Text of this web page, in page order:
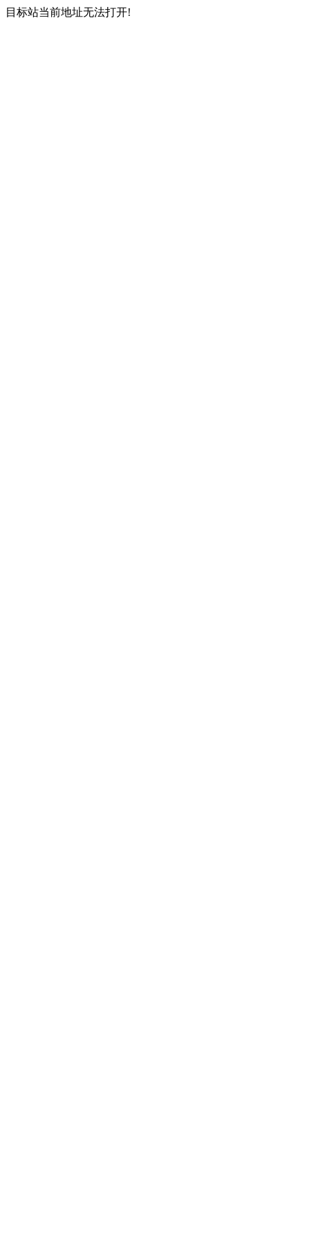
目标站当前地址无法打开!